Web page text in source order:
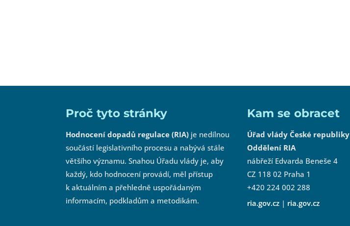
Proč tyto stránky
Hodnocení dopadů regulace (RIA) je nedílnou
součástí legislativního procesu a nabývá stále
většího významu. Snahou Úřadu vlády je, aby
každý, kdo hodnocení provádí, měl přístup
k aktuálním a přehledně uspořádaným
informacím, podkladům a metodikám.
Kam se obracet
Úřad vlády České republiky
Oddělení RIA
nábřeží Edvarda Beneše 4
CZ 118 02 Praha 1
+420 224 002 288
ria.gov.cz| ria.gov.cz